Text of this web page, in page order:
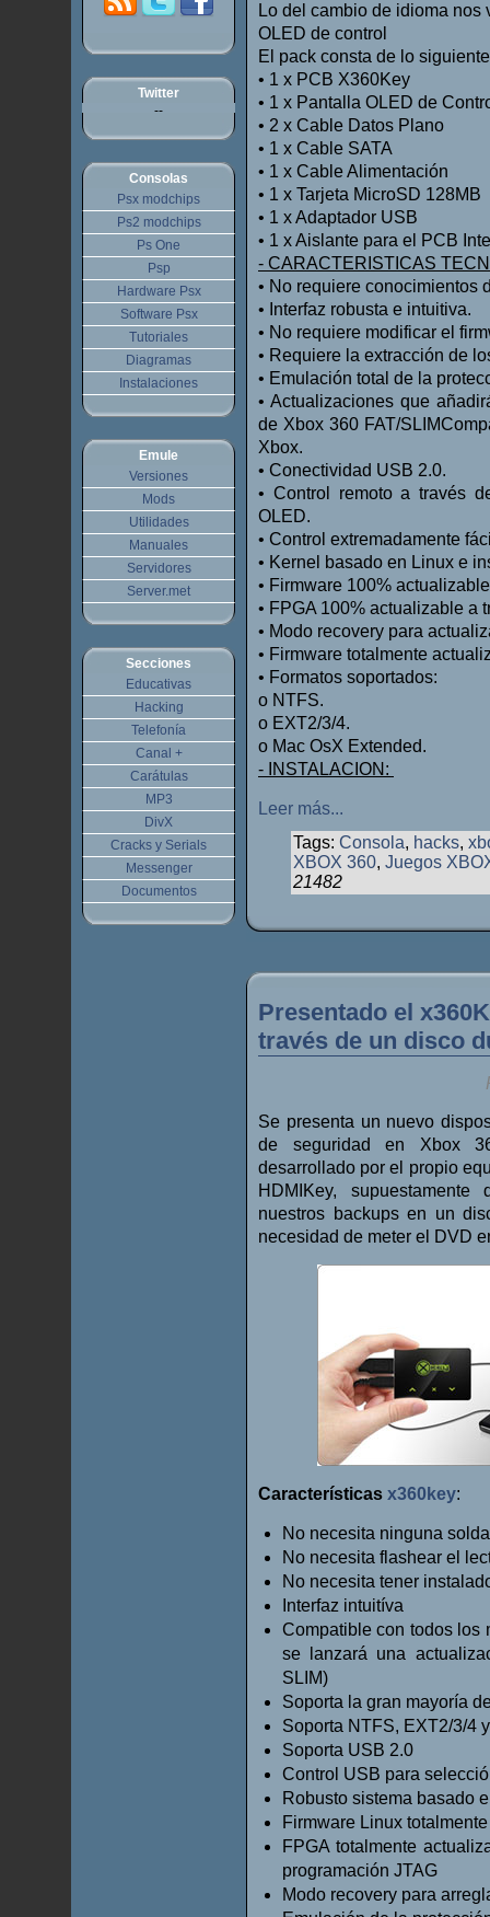
Lo del cambio de idioma
OLED de control
El pack consta de lo
• 1 x PCB X360Key
• 1 x Pantalla OLED de
• 2 x Cable Datos Plano
• 1 x Cable SATA
• 1 x Cable Alimentación
• 1 x Tarjeta MicroSD 128MB
• 1 x Adaptador USB
• 1 x Aislante para el PCB
- CARACTERISTICAS
• No requiere conocimientos
• Interfaz robusta e intuitiva.
• No requiere modificar el
• Requiere la extracción de
• Emulación total de la
• Actualizaciones que
de Xbox 360 FAT/
Xbox.
• Conectividad USB 2.0.
• Control remoto a través
OLED.
• Control extremadamente
• Kernel basado en Linux e
• Firmware 100%
• FPGA 100% actualizable a
• Modo recovery para
• Firmware totalmente
• Formatos soportados:
o NTFS.
o EXT2/3/4.
o Mac OsX Extended.
- INSTALACION:
Leer más...
Tags: Consola, hacks,
XBOX 360, Juegos
21482
Presentado el
través de un disco
Se presenta un nuevo
de seguridad en Xbox
desarrollado por el propio
HDMIKey,
nuestros backups en un
necesidad de meter el DVD
Características x360key:
No necesita ninguna
No necesita flashear el
No necesita tener
Interfaz intuitíva
Compatible con todos los
se lanzará una
SLIM)
Soporta la gran mayoría
Soporta NTFS, EXT2/3/4
Soporta USB 2.0
Control USB para
Robusto sistema basado
Firmware Linux
FPGA totalmente
programación JTAG
Modo recovery para
Twitter
--
Consolas
Psx modchips
Ps2 modchips
Ps One
Psp
Hardware Psx
Software Psx
Tutoriales
Diagramas
Instalaciones
Emule
Versiones
Mods
Utilidades
Manuales
Servidores
Server.met
Secciones
Educativas
Hacking
Telefonía
Canal +
Carátulas
MP3
DivX
Cracks y Serials
Messenger
Documentos